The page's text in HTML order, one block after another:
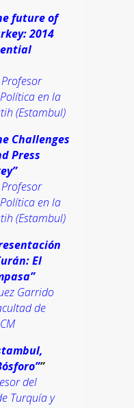
future of
2014
en la
(Estambul)
Challenges
Press
en la
(Estambul)
El
Garrido
de
”
del
Turquía y